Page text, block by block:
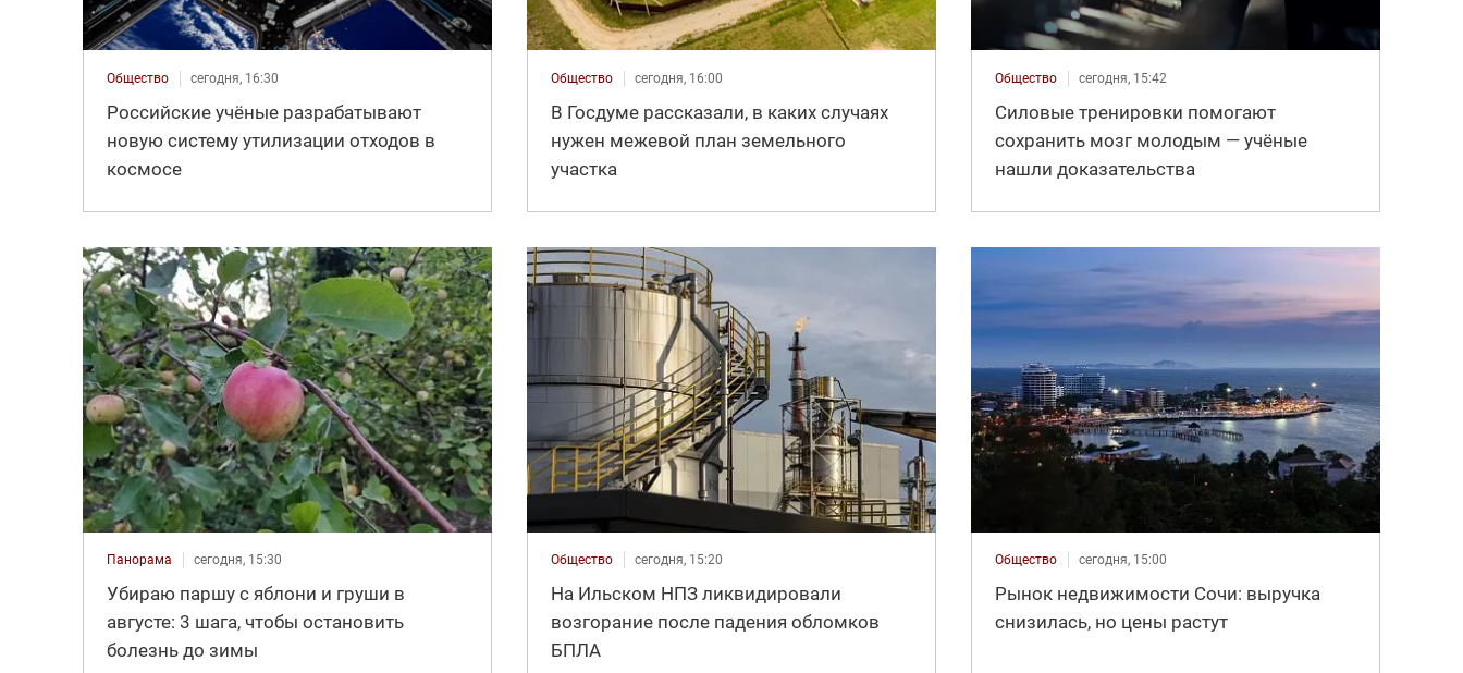
Общество сегодня, 16:30
Российские учёные разрабатывают
новую систему утилизации отходов в
космосе
Общество сегодня, 16:00
В Госдуме рассказали, в каких случаях
нужен межевой план земельного
участка
Общество сегодня, 15:42
Силовые тренировки помогают
сохранить мозг молодым — учёные
нашли доказательства
Панорама сегодня, 15:30
Убираю паршу с яблони и груши в
августе: 3 шага, чтобы остановить
болезнь до зимы
Общество сегодня, 15:20
На Ильском НПЗ ликвидировали
возгорание после падения обломков
БПЛА
Общество сегодня, 15:00
Рынок недвижимости Сочи: выручка
снизилась, но цены растут